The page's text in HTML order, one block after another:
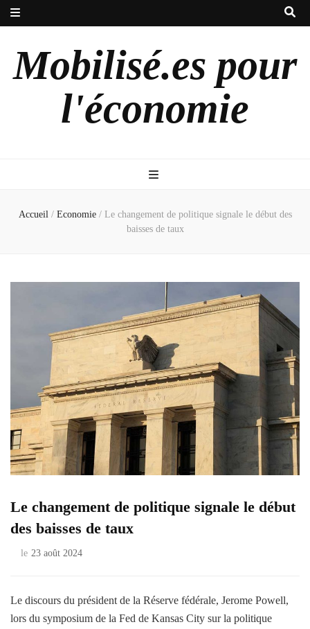
Mobilisé.es pour
l'économie
Accueil / Economie / Le changement de politique signale le début des
baisses de taux
Le changement de politique signale le début
des baisses de taux
le 23 août 2024
Le discours du président de la Réserve fédérale, Jerome Powell,
lors du symposium de la Fed de Kansas City sur la politique